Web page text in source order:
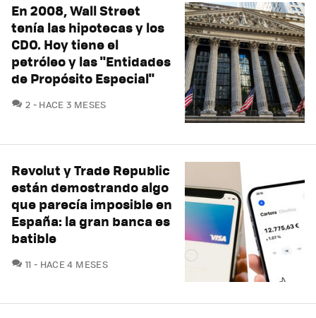
En 2008, Wall Street
tenía las hipotecas y los
CDO. Hoy tiene el
petróleo y las "Entidades
de Propósito Especial"
2 COMENTARIOS
HACE 3 MESES
Revolut y Trade Republic
están demostrando algo
que parecía imposible en
España: la gran banca es
batible
11 COMENTARIOS
HACE 4 MESES